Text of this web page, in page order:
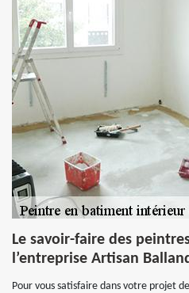
Le savoir-faire des
l’entreprise Artisan
Pour vous satisfaire dans votre projet